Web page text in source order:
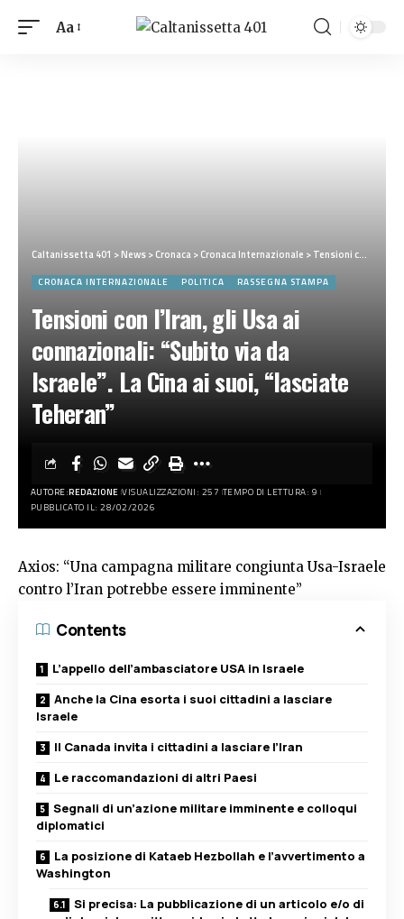
Aa
Caltanissetta 401 >News>Cronaca>Cronaca Internazionale >Tensioni con l’Iran, gli Usa ai connazionali: “Subito via da Israele”. La Cina ai suoi, “lasciate Teheran”
CRONACA INTERNAZIONALE POLITICA RASSEGNA STAMPA
Tensioni con l’Iran, gli Usa ai
connazionali: “Subito via da
Israele”. La Cina ai suoi, “lasciate
Teheran”
AUTORE:REDAZIONE VISUALIZZAZIONI: 257 TEMPO DI LETTURA: 9
PUBBLICATO IL: 28/02/2026
Axios: “Una campagna militare congiunta Usa-Israele
contro l’Iran potrebbe essere imminente”
Contents
L’appello dell’ambasciatore USA in Israele
Anche la Cina esorta i suoi cittadini a lasciare
Israele
Il Canada invita i cittadini a lasciare l’Iran
Le raccomandazioni di altri Paesi
Segnali di un’azione militare imminente e colloqui
diplomatici
La posizione di Kataeb Hezbollah e l’avvertimento a
Washington
Si precisa: La pubblicazione di un articolo e/o di